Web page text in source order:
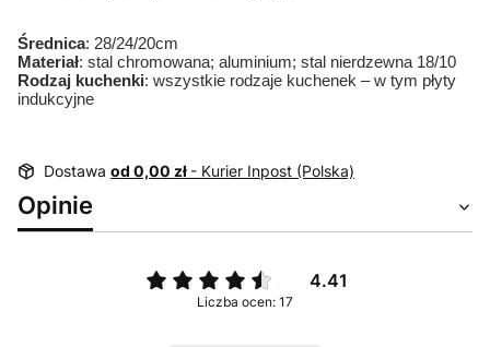
Średnica: 28/24/20cm
Materiał: stal chromowana; aluminium; stal nierdzewna 18/10
Rodzaj kuchenki: wszystkie rodzaje kuchenek – w tym płyty
indukcyjne
Dostawa od 0,00 zł - Kurier Inpost (Polska)
Opinie
4.41
Liczba ocen: 17